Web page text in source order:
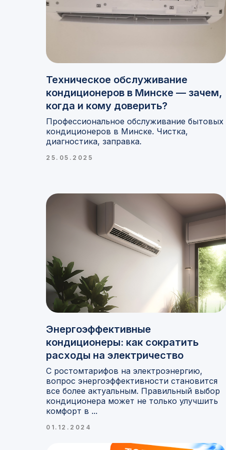
Техническое обслуживание
кондиционеров в Минске — зачем,
когда и кому доверить?
Профессиональное обслуживание бытовых
кондиционеров в Минске. Чистка,
диагностика, заправка.
25.05.2025
Энергоэффективные
кондиционеры: как сократить
расходы на электричество
С ростомтарифов на электроэнергию,
вопрос энергоэффективности становится
все более актуальным. Правильный выбор
кондиционера может не только улучшить
комфорт в ...
01.12.2024